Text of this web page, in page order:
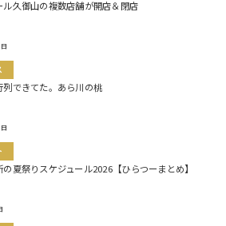
ル久御山の複数店舗が開店＆閉店
列できてた。あら川の桃
夏祭りスケジュール2026【ひらつーまとめ】